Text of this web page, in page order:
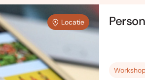
Locatie
Workshop